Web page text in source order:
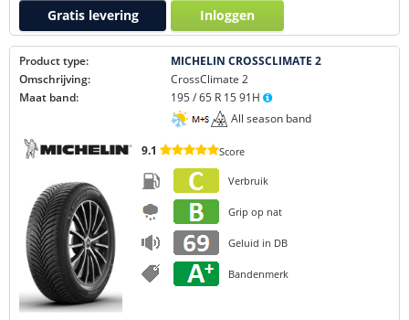
Inloggen
Gratis levering
Product type:
MICHELIN CROSSCLIMATE 2
Omschrijving:
CrossClimate 2
Maat band:
195 / 65 R 15 91H
All season band
9.1 Score
Verbruik
Grip op nat
Geluid in DB
Bandenmerk